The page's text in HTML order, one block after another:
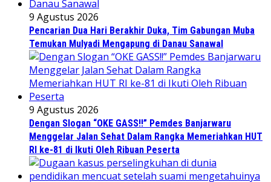
9 Agustus 2026
Pencarian Dua Hari Berakhir Duka, Tim Gabungan Muba
Temukan Mulyadi Mengapung di Danau Sanawal
9 Agustus 2026
Dengan Slogan “OKE GASS!!” Pemdes Banjarwaru
Menggelar Jalan Sehat Dalam Rangka Memeriahkan HUT
RI ke-81 di Ikuti Oleh Ribuan Peserta